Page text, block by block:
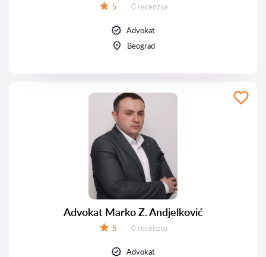
5 Recenzija:
0 recenzija
Advokat
Beograd
Advokat Marko Z. Andjelković
5 Recenzija:
0 recenzija
Advokat